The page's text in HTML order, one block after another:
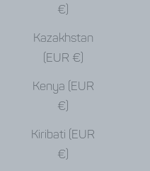
€)
Kazakhstan
(EUR €)
Kenya (EUR
€)
Kiribati (EUR
€)